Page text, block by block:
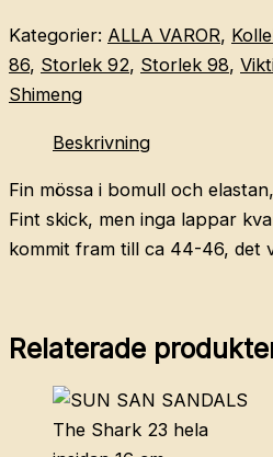
Kategorier: ALLA VAROR,
86, Storlek 92, Storlek 98,
Shimeng
Beskrivning
Fin mössa i bomull och
Fint skick, men inga lappar
kommit fram till ca 44-46, det
Relaterade